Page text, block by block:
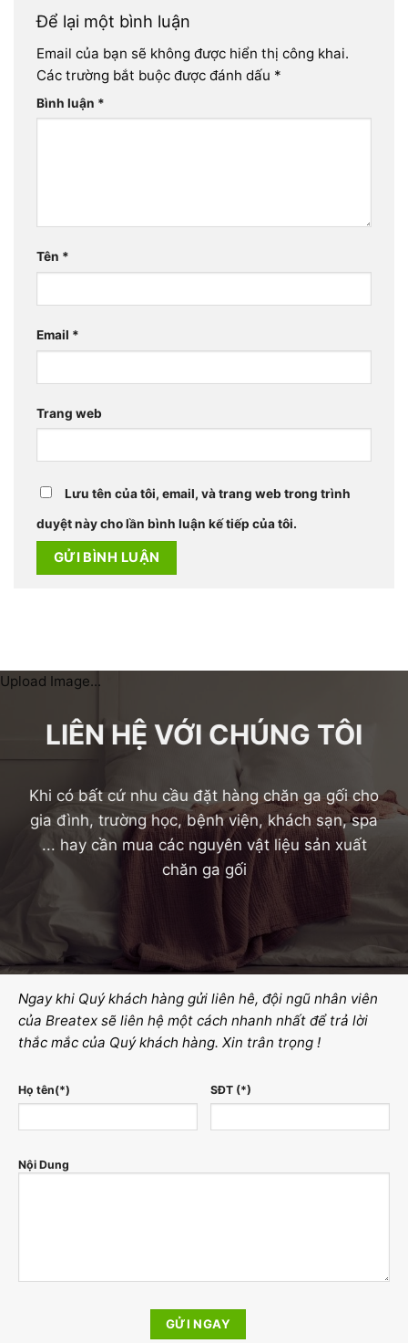
Để lại một bình luận
Email của bạn sẽ không được hiển thị công khai.
Các trường bắt buộc được đánh dấu *
Bình luận *
Tên *
Email *
Trang web
Lưu tên của tôi, email, và trang web trong trình
duyệt này cho lần bình luận kế tiếp của tôi.
LIÊN HỆ VỚI CHÚNG TÔI
Khi có bất cứ nhu cầu đặt hàng chăn ga gối cho
gia đình, trường học, bệnh viện, khách sạn, spa
... hay cần mua các nguyên vật liệu sản xuất
chăn ga gối
Upload Image...
Ngay khi Quý khách hàng gửi liên hê, đội ngũ nhân viên
của Breatex sẽ liên hệ một cách nhanh nhất để trả lời
thắc mắc của Quý khách hàng. Xin trân trọng !
Họ tên(*) SĐT (*)
Nội Dung